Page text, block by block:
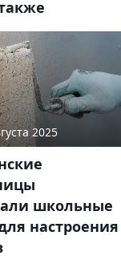
2025
школьные
настроения